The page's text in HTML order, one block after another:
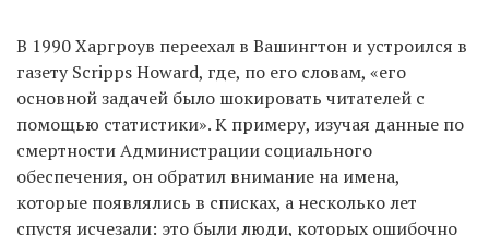
В 1990 Харгроув переехал в Вашингтон и устроился в
газету Scripps Howard, где, по его словам, «его
основной задачей было шокировать читателей с
помощью статистики». К примеру, изучая данные по
смертности Администрации социального
обеспечения, он обратил внимание на имена,
которые появлялись в списках, а несколько лет
спустя исчезали: это были люди, которых ошибочно